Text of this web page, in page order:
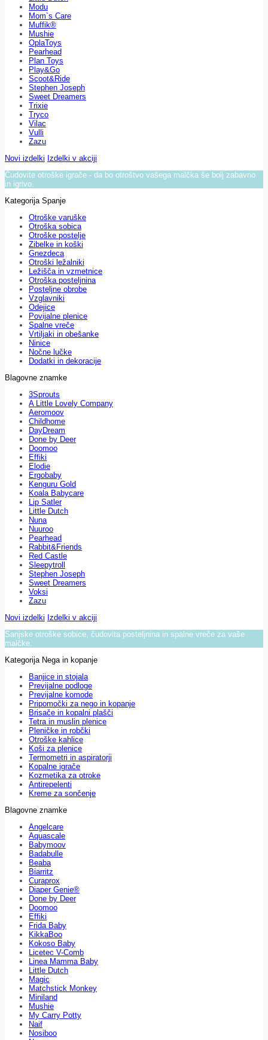
Modu
Mom`s Care
Muffik®
Mushie
OplaToys
Pearhead
Plan Toys
Play&Go
Scoot&Ride
Stephen Joseph
Sweet Dreamers
Trixie
Tryco
Vilac
Vulli
Zazu
Novi izdelki Izdelki v akciji
Čudovite otroške igrače - da bo otroštvo vašega malčka še bolj zabavno
in igrivo.
Kategorija Spanje
Otroške varuške
Otroška sobica
Otroške postelje
Zibelke in koški
Gnezdeca
Otroški ležalniki
Ležišča in vzmetnice
Otroška posteljnina
Posteljne obrobe
Vzglavniki
Odejice
Povijalne plenice
Spalne vreče
Vrtiljaki in obešanke
Ninice
Nočne lučke
Dodatki in dekoracije
Blagovne znamke
3Sprouts
A Little Lovely Company
Aeromoov
Childhome
DayDream
Done by Deer
Doomoo
Effiki
Elodie
Ergobaby
Kenguru Gold
Koala Babycare
Lip Satler
Little Dutch
Nuna
Nuuroo
Pearhead
Rabbit&Friends
Red Castle
Sleepytroll
Stephen Joseph
Sweet Dreamers
Voksi
Zazu
Novi izdelki Izdelki v akciji
Sanjske otroške sobice, čudovita posteljnina in spalne vreče za vaše
malčke.
Kategorija Nega in kopanje
Banjice in stojala
Previjalne podloge
Previjalne komode
Pripomočki za nego in kopanje
Brisače in kopalni plašči
Tetra in muslin plenice
Pleničke in robčki
Otroške kahlice
Koši za plenice
Termometri in aspiratorji
Kopalne igrače
Kozmetika za otroke
Antirepelenti
Kreme za sončenje
Blagovne znamke
Angelcare
Aquascale
Babymoov
Badabulle
Beaba
Biarritz
Curaprox
Diaper Genie®
Done by Deer
Doomoo
Effiki
Frida Baby
KikkaBoo
Kokoso Baby
Licetec V-Comb
Linea Mamma Baby
Little Dutch
Magic
Matchstick Monkey
Miniland
Mushie
My Carry Potty
Naif
Nosiboo